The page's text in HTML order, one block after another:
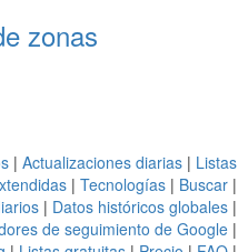
zonas
| Actualizaciones diarias | Listas
| Tecnologías | Buscar |
| Datos históricos globales |
de seguimiento de Google |